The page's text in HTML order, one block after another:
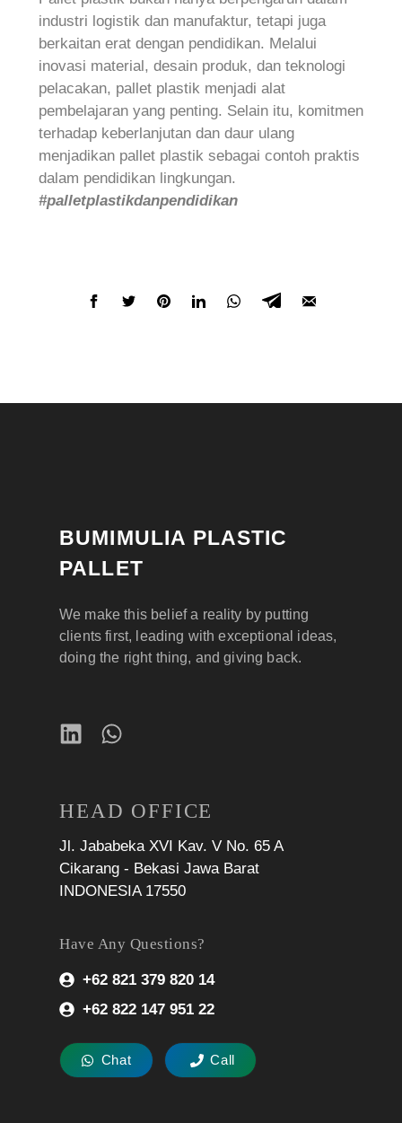
industri logistik dan manufaktur, tetapi juga
berkaitan erat dengan pendidikan. Melalui
inovasi material, desain produk, dan teknologi
pelacakan, pallet plastik menjadi alat
pembelajaran yang penting. Selain itu, komitmen
terhadap keberlanjutan dan daur ulang
menjadikan pallet plastik sebagai contoh praktis
dalam pendidikan lingkungan.
#palletplastikdanpendidikan
BUMIMULIA PLASTIC
PALLET
We make this belief a reality by putting
clients first, leading with exceptional ideas,
doing the right thing, and giving back.
HEAD OFFICE
Jl. Jababeka XVI Kav. V No. 65 A
Cikarang - Bekasi Jawa Barat
INDONESIA 17550
Have Any Questions?
+62 821 379 820 14
+62 822 147 951 22
Chat Call